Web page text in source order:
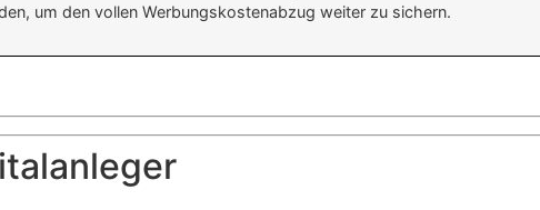
um den vollen Werbungskostenabzug weiter zu sichern.